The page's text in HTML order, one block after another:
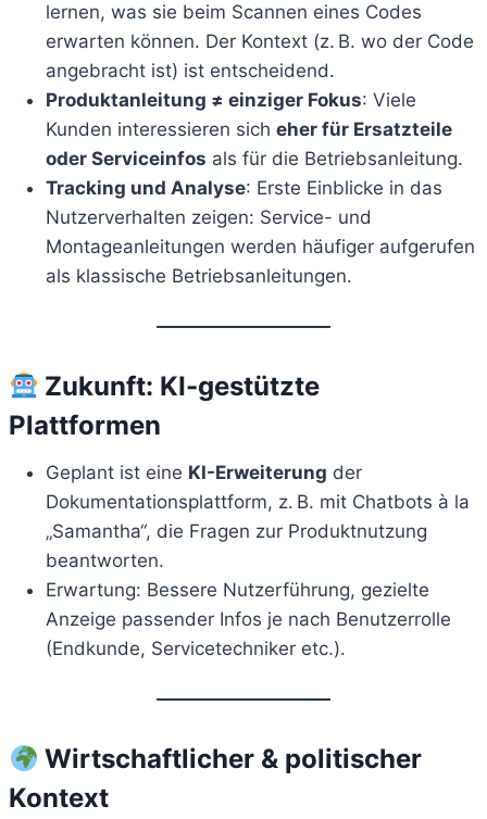
lernen, was sie beim Scannen eines Codes
erwarten können. Der Kontext (z. B. wo der Code
angebracht ist) ist entscheidend.
Produktanleitung ≠ einziger Fokus: Viele
Kunden interessieren sich eher für Ersatzteile
oder Serviceinfos als für die Betriebsanleitung.
Tracking und Analyse: Erste Einblicke in das
Nutzerverhalten zeigen: Service- und
Montageanleitungen werden häufiger aufgerufen
als klassische Betriebsanleitungen.
Zukunft: KI-gestützte
Plattformen
Geplant ist eine KI-Erweiterung der
Dokumentationsplattform, z. B. mit Chatbots à la
„Samantha“, die Fragen zur Produktnutzung
beantworten.
Erwartung: Bessere Nutzerführung, gezielte
Anzeige passender Infos je nach Benutzerrolle
(Endkunde, Servicetechniker etc.).
Wirtschaftlicher & politischer
Kontext